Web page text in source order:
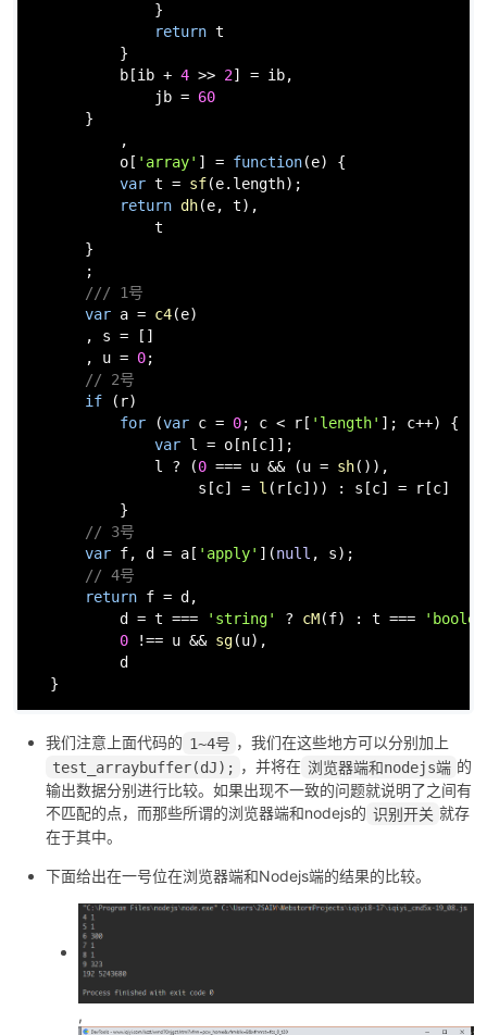
}
return t
}
b[ib + 4 >> 2] = ib,
jb = 60
}
,
o[ 'array' ] = function(e) {
var t = sf(e. length);
return dh(e, t),
t
}
;
/// 1号
var a = c4(e)
, s = []
, u = 0;
// 2号
if (r)
for (var c = 0; c < r[ 'length' ]; c++) {
var l = o[n[c]];
l ? (0 === u && (u = sh()),
s[c] = l (r[c])) : s[c] = r[c]
}
// 3号
var f, d = a[ 'apply' ](null , s);
// 4号
return f = d,
d = t ===
'string' ? cM(f) : t ===
0 !== u && sg(u),
d
}
我们注意上面代码的 1~4号 ，我们在这些地方可以分别加上
test_arraybuffer(dJ); ，并将在 浏览器端和nodejs端 的
输出数据分别进行比较。如果出现不一致的问题就说明了之间有
不匹配的点，而那些所谓的浏览器端和nodejs的 识别开关 就存
在于其中。
下面给出在一号位在浏览器端和Nodejs端的结果的比较。
,